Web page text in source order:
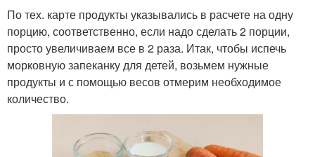
По тех. карте продукты указывались в расчете на одну
порцию, соответственно, если надо сделать 2 порции,
просто увеличиваем все в 2 раза. Итак, чтобы испечь
морковную запеканку для детей, возьмем нужные
продукты и с помощью весов отмерим необходимое
количество.